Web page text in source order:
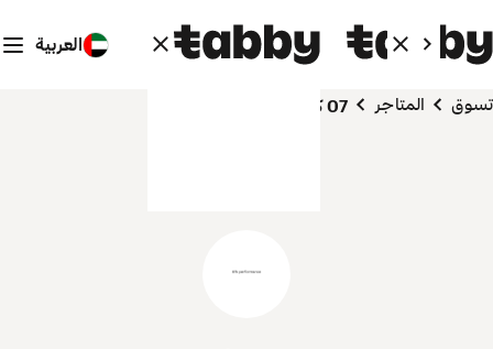
العربية
تسوق المتاجر 07 كيه بيرفورمانس